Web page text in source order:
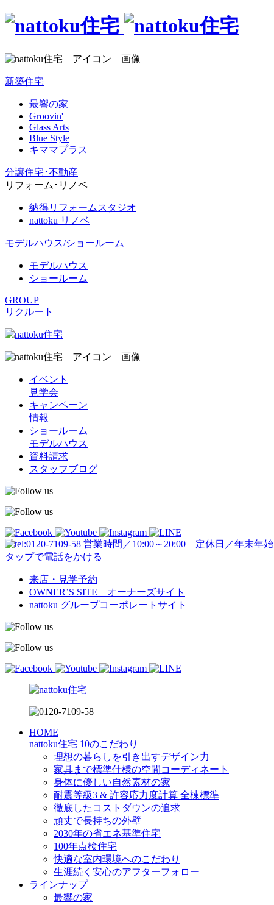
新築住宅
最響の家
Groovin'
Glass Arts
Blue Style
キママプラス
分譲住宅･不動産
リフォーム･リノベ
納得リフォームスタジオ
nattoku リノベ
モデルハウス/ショールーム
モデルハウス
ショールーム
GROUP
リクルート
イベント
見学会
キャンペーン
情報
ショールーム
モデルハウス
資料請求
スタッフブログ
営業時間／10:00～20:00 定休日／年末年始
タップで電話をかける
来店・見学予約
OWNER’S SITE オーナーズサイト
nattoku グループコーポレートサイト
HOME
nattoku住宅 10のこだわり
理想の暮らしを引き出すデザイン力
家具まで標準仕様の空間コーディネート
身体に優しい自然素材の家
耐震等級3 & 許容応力度計算 全棟標準
徹底したコストダウンの追求
頑丈で長持ちの外壁
2030年の省エネ基準住宅
100年点検住宅
快適な室内環境へのこだわり
生涯続く安心のアフターフォロー
ラインナップ
最響の家